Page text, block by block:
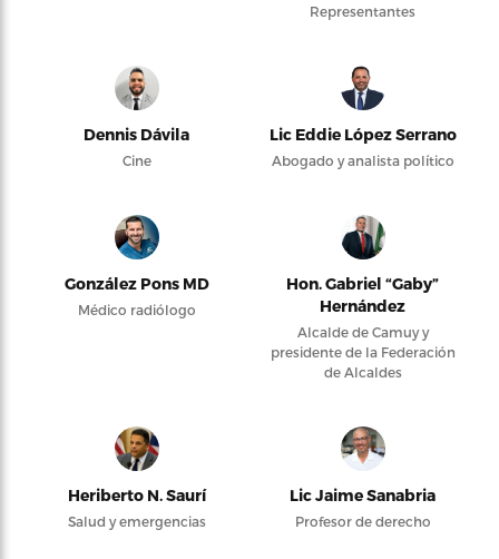
Representantes
Dennis Dávila
Cine
Lic Eddie López Serrano
Abogado y analista político
González Pons MD
Médico radiólogo
Hon. Gabriel “Gaby”
Hernández
Alcalde de Camuy y
presidente de la Federación
de Alcaldes
Heriberto N. Saurí
Salud y emergencias
Lic Jaime Sanabria
Profesor de derecho